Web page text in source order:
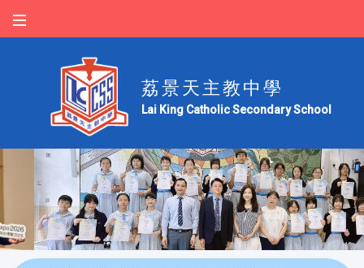
荔景天主教中學
Lai King Catholic Secondary School